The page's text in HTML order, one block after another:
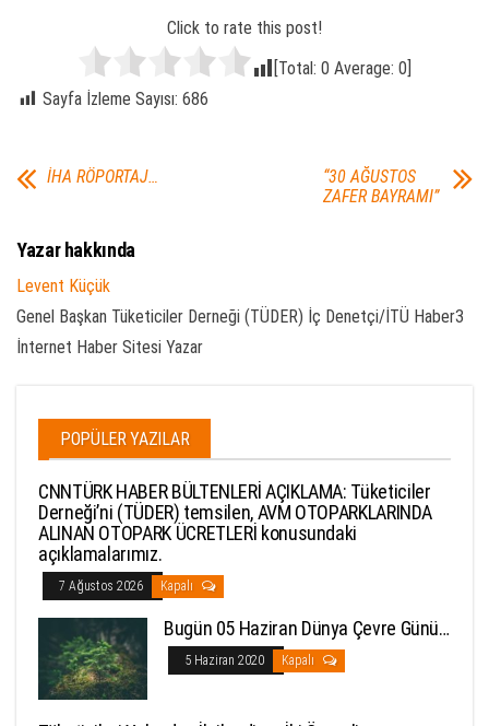
Click to rate this post!
[Total: 0 Average: 0]
Sayfa İzleme Sayısı: 686
İHA RÖPORTAJ…
“30 AĞUSTOS
ZAFER BAYRAMI”
Yazar hakkında
Levent Küçük
Genel Başkan Tüketiciler Derneği (TÜDER) İç Denetçi/İTÜ Haber3
İnternet Haber Sitesi Yazar
POPÜLER YAZILAR
CNNTÜRK HABER BÜLTENLERİ AÇIKLAMA: Tüketiciler
Derneği’ni (TÜDER) temsilen, AVM OTOPARKLARINDA
ALINAN OTOPARK ÜCRETLERİ konusundaki
açıklamalarımız.
7 Ağustos 2026 Kapalı
Bugün 05 Haziran Dünya Çevre Günü…
5 Haziran 2020 Kapalı